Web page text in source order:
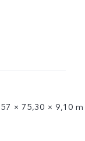
× 75,30 × 9,10 m